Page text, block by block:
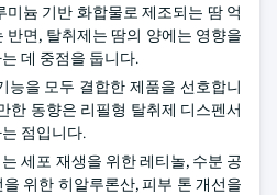
미늄 기반 화합물로 제조되는 땀 억
반면, 탈취제는 땀의 양에는 영향을
데 중점을 둡니다.
능을 모두 결합한 제품을 선호합니
한 동향은 리필형 탈취제 디스펜서
점입니다.
세포 재생을 위한 레티놀, 수분 공
위한 히알루론산, 피부 톤 개선을